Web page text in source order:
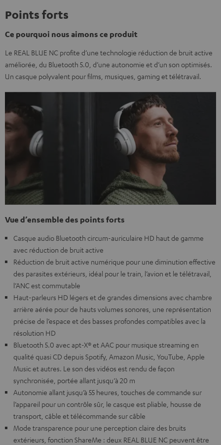
Points forts
Ce pourquoi nous aimons ce produit
Le REAL BLUE NC profite d’une technologie réduction de bruit active
améliorée, du Bluetooth 5.0, d’une autonomie et d’un son optimisés.
Un casque polyvalent pour films, musiques, gaming et télétravail.
Vue d’ensemble des points forts
Casque audio Bluetooth circum-auriculaire HD haut de gamme
avec réduction de bruit active
Réduction de bruit active numérique pour une diminution effective
des parasites extérieurs, idéal pour le train, l’avion et le télétravail,
l’ANC est commutable
Haut-parleurs HD légers et de grandes dimensions avec chambre
arrière aérée pour de hauts volumes sonores, une représentation
précise de l’espace et des basses profondes compatibles avec la
résolution HD
Bluetooth 5.0 avec apt-X® et AAC pour musique streaming en
qualité quasi CD depuis Spotify, Amazon Music, YouTube, Apple
Music et autres. Le son des vidéos est rendu de façon
synchronisée, portée allant jusqu‘à 20 m
Autonomie allant jusqu’à 55 heures, touches de commande sur
l’appareil pour un contrôle sûr, le casque est pliable, housse de
transport, câble et télécommande sur câble
Mode transparence pour une perception claire des bruits
extérieurs, fonction ShareMe : deux REAL BLUE NC peuvent être